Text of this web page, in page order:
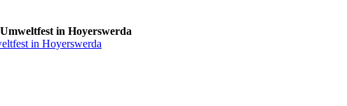
in Hoyerswerda
in Hoyerswerda